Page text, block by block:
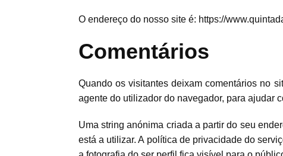
O endereço do nosso site é: https://
Comentários
Quando os visitantes deixam comentários no
agente do utilizador do navegador, para ajudar
Uma string anónima criada a partir do seu
está a utilizar. A política de privacidade do